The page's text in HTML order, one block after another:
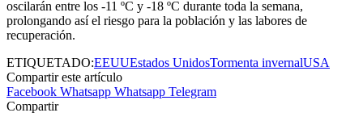
oscilarán entre los -11 ºC y -18 ºC durante toda la semana,
prolongando así el riesgo para la población y las labores de
recuperación.
ETIQUETADO:EEUUEstados UnidosTormenta invernalUSA
Compartir este artículo
Facebook Whatsapp Whatsapp Telegram
Compartir